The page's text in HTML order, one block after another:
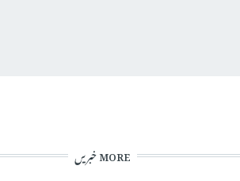
MORE خبریں